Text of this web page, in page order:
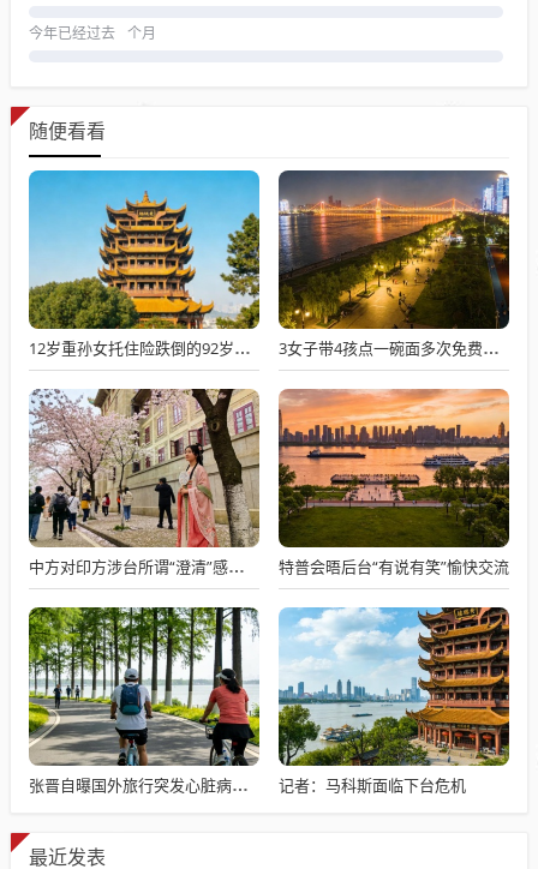
今年已经过去 个月
随便看看
12岁重孙女托住险跌倒的92岁太爷爷 3女子带4孩点一碗面多次免费续面
中方对印方涉台所谓“澄清”感到意外 特普会晤后台“有说有笑”愉快交流
张晋自曝国外旅行突发心脏病险丧命 记者：马科斯面临下台危机
最近发表